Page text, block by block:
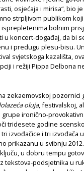
osjećaja i mirisa“, bio
strpljivom publikom
bolnim
u koncert-događaj, da bi
i predugu plesu-bisu.
svjetskoga kazališta,
i režiji Pippa Delbona
zekaemovskoj pozornici
oluja, festivalskoj,
ironično-
tridesete godine
izvođačice i tri
prikazanu u svibnju
u dobru tempu
tekstova-podsjetnika u